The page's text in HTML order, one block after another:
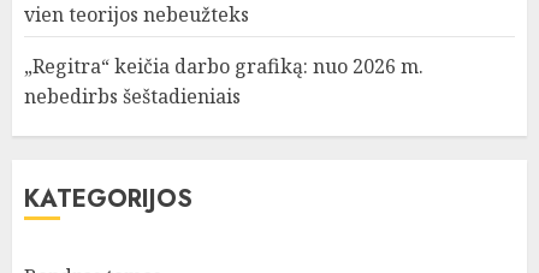
vien teorijos nebeužteks
„Regitra“ keičia darbo grafiką: nuo 2026 m.
nebedirbs šeštadieniais
KATEGORIJOS